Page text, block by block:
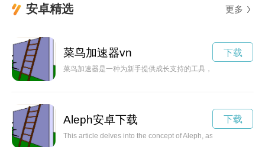
安卓精选 更多
菜鸟加速器vn
菜鸟加速器是一种为新手提供成长支持的工具，可以帮助他们
下载
Aleph安卓下载
This article delves into the concept of Aleph, as introduced
下载